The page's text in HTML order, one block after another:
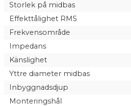
Storlek på midbas
Effekttålighet RMS
Frekvensområde
Impedans
Känslighet
Yttre diameter midbas
Inbyggnadsdjup
Monteringshål